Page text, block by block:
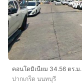
ปากเกร็ด นนทบุรี